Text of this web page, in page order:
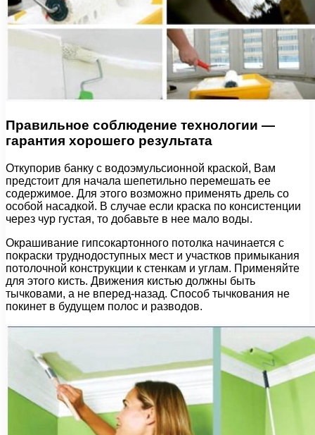
Правильное соблюдение технологии —
гарантия хорошего результата
Откупорив банку с водоэмульсионной краской, Вам
предстоит для начала шепетильно перемешать ее
содержимое. Для этого возможно применять дрель со
особой насадкой. В случае если краска по консистенции
через чур густая, то добавьте в нее мало воды.
Окрашивание гипсокартонного потолка начинается с
покраски труднодоступных мест и участков примыкания
потолочной конструкции к стенкам и углам. Применяйте
для этого кисть. Движения кистью должны быть
тычковами, а не вперед-назад. Способ тычкования не
покинет в будущем полос и разводов.